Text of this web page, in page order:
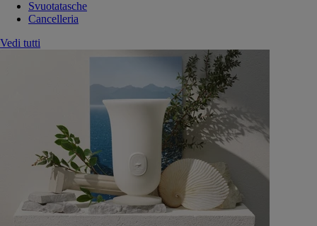
Svuotatasche
Cancelleria
Vedi tutti